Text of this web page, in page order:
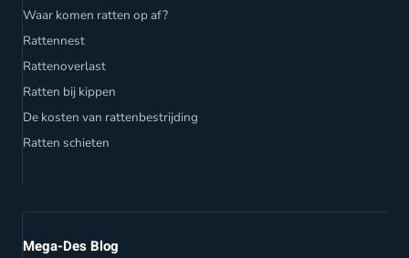
Waar komen ratten op af?
Rattennest
Rattenoverlast
Ratten bij kippen
De kosten van rattenbestrijding
Ratten schieten
Mega-Des Blog